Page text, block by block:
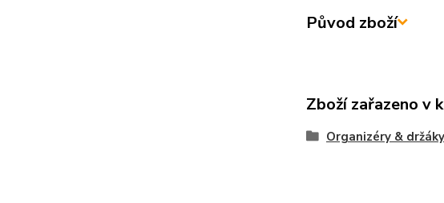
Původ zboží
Zboží zařazeno v
Organizéry & držáky